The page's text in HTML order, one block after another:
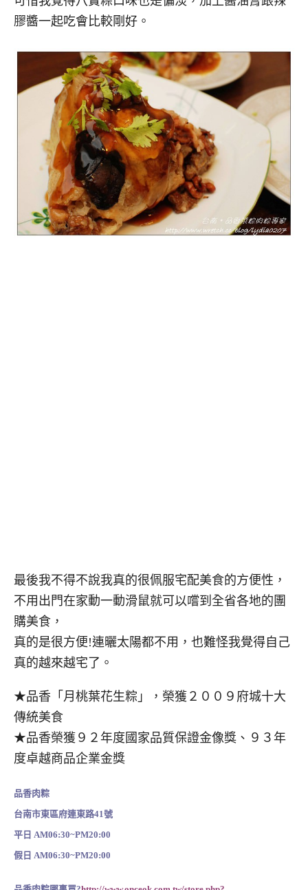
膠醬一起吃會比較剛好。
最後我不得不說我真的很佩服宅配美食的方便性，
不用出門在家動一動滑鼠就可以嚐到全省各地的團
購美食，
真的是很方便!連曬太陽都不用，也難怪我覺得自己
真的越來越宅了。
★品香「月桃葉花生粽」，榮獲２００９府城十大
傳統美食
★品香榮獲９２年度國家品質保證金像獎、９３年
度卓越商品企業金獎
品香肉粽
台南市東區府連東路41號
平日 AM06:30~PM20:00
假日 AM06:30~PM20:00